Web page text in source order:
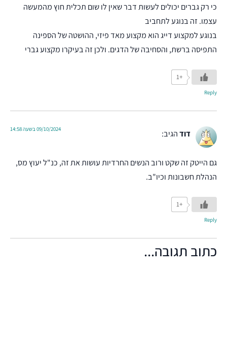
כי רק גברים יכולים לעשות דבר שאין לו שום תכלית חוץ מהמעשה
עצמו. זה בנוגע לתחביב
בנוגע למקצוע דייג הוא מקצוע מאד פיזי, ההושטה של הספינה
התפיסה ברשת, והסחיבה של הדגים. ולכן זה בעיקרו מקצוע גברי
+1
Reply
דודהגיב: 09/10/2024 בשעה 14:58
גם הייטק זה שקט ורוב הנשים החרדיות עושות את זה, כנ"ל יעוץ מס,
הנהלת חשבונות וכיו"ב.
+1
Reply
כתוב תגובה...